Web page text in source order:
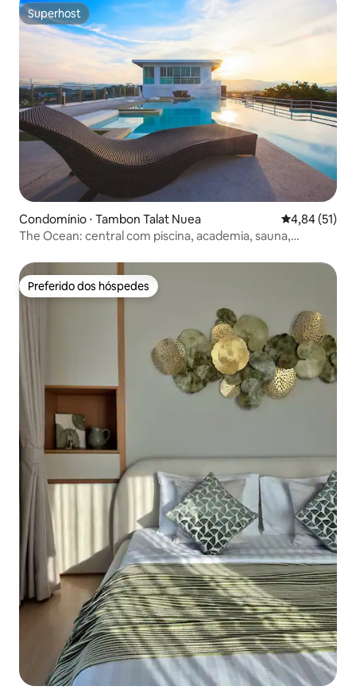
Superhost
Superhost
Condomínio ⋅ Tambon Talat Nuea 4,84 de uma
4,84 (51)
The Ocean: central com piscina, academia, sauna,
Preferido dos hóspedes
Preferido dos hóspedes